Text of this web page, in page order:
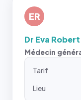
ER
Dr Eva Robert
Médecin
Tarif
Lieu